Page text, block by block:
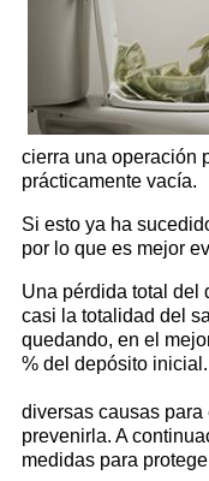
cierra una operación
prácticamente vacía.
Si esto ya ha
por lo que es mejor
Una pérdida total del
casi la totalidad del
quedando, en el
% del depósito
diversas causas
prevenirla. A
medidas para